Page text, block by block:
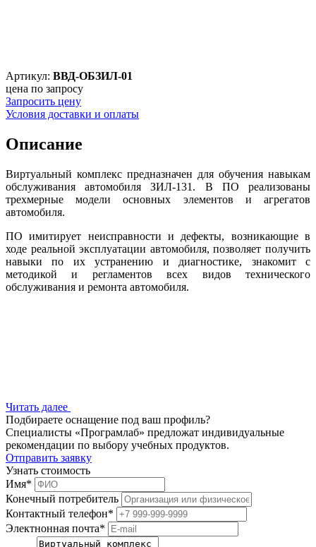
Артикул: ВВД-ОБЗИЛ-01
цена по запросу
Запросить цену
Условия доставки и оплаты
Описание
Виртуальный комплекс предназначен для обучения навыкам
обслуживания автомобиля ЗИЛ-131. В ПО реализованы
трехмерные модели основных элементов и агрегатов
автомобиля.
ПО имитирует неисправности и дефекты, возникающие в
ходе реальной эксплуатации автомобиля, позволяет получить
навыки по их устранению и диагностике, знакомит с
методикой и регламентов всех видов технического
обслуживания и ремонта автомобиля.
Читать далее
Подбираете оснащение под ваш профиль?
Специалисты «Програмлаб» предложат индивидуальные
рекомендации по выбору учебных продуктов.
Отправить заявку
Узнать стоимость
Имя*
Конечный потребитель
Контактный телефон*
Электнонная почта*